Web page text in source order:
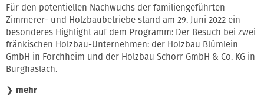
Für den potentiellen Nachwuchs der familiengeführten
Zimmerer- und Holzbaubetriebe stand am 29. Juni 2022 ein
besonderes Highlight auf dem Programm: Der Besuch bei zwei
fränkischen Holzbau-Unternehmen: der Holzbau Blümlein
GmbH in Forchheim und der Holzbau Schorr GmbH & Co. KG in
Burghaslach.
❯ mehr